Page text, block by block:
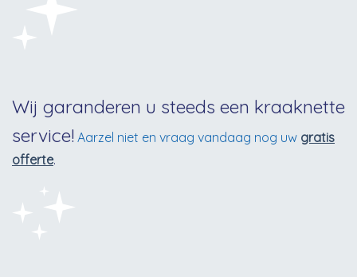
Wij garanderen u steeds een kraaknette
service! Aarzel niet en vraag vandaag nog uw gratis
offerte.